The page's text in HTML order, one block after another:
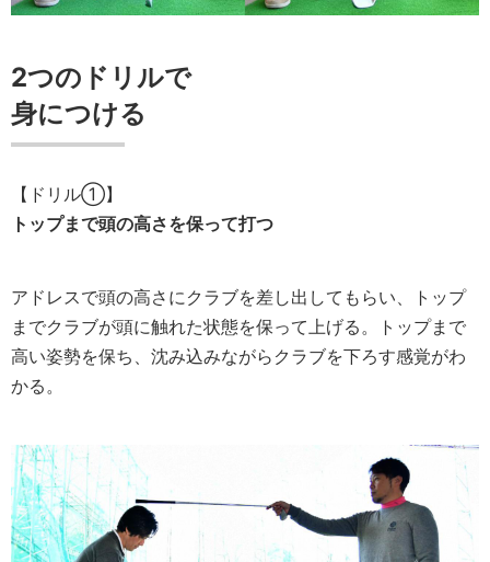
2つのドリルで
身につける
【ドリル①】
トップまで頭の高さを保って打つ
アドレスで頭の高さにクラブを差し出してもらい、トップ
までクラブが頭に触れた状態を保って上げる。トップまで
高い姿勢を保ち、沈み込みながらクラブを下ろす感覚がわ
かる。